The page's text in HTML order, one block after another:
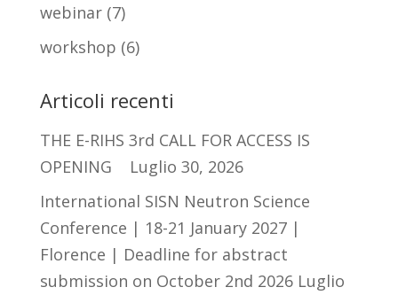
webinar(7)
workshop (6)
Articoli recenti
THE E-RIHS 3rd CALL FOR ACCESS IS
OPENING
Luglio 30, 2026
International SISN Neutron Science
Conference | 18-21 January 2027 |
Florence | Deadline for abstract
submission on October 2nd 2026 Luglio